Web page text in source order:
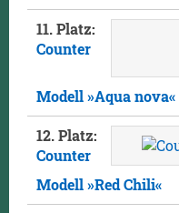
11. Platz:
Counter
Modell »Aqua nova«
12. Platz:
Counter
Modell »Red Chili«